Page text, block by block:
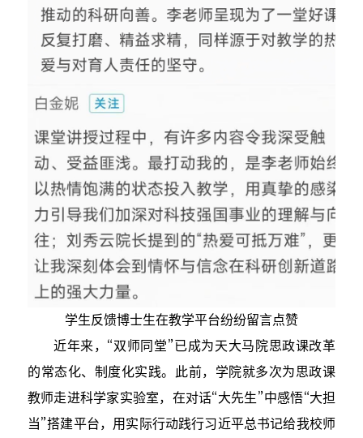
学生反馈博士生在教学平台纷纷留言点赞
近年来，“双师同堂”已成为天大马院思政课改革
的常态化、制度化实践。此前，学院就多次为思政课
教师走进科学家实验室，在对话“大先生”中感悟“大担
当”搭建平台，用实际行动践行习近平总书记给我校师